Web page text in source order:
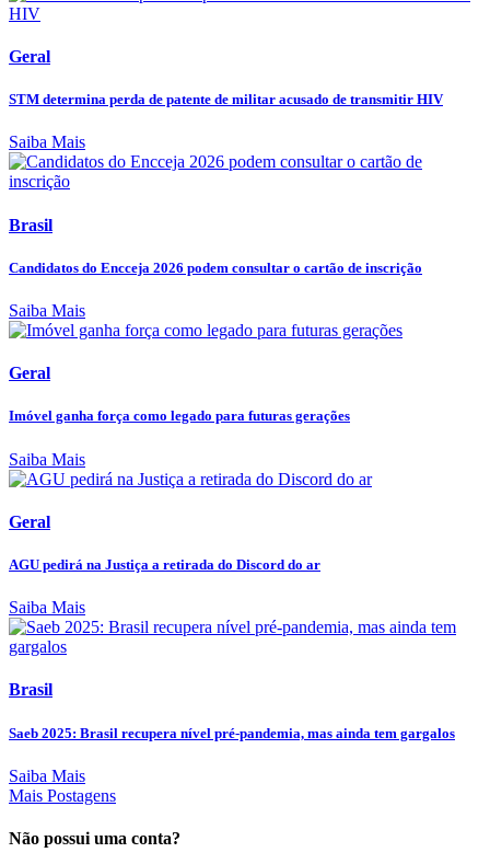
Geral
STM determina perda de patente de militar acusado de transmitir HIV
Saiba Mais
Brasil
Candidatos do Encceja 2026 podem consultar o cartão de inscrição
Saiba Mais
Geral
Imóvel ganha força como legado para futuras gerações
Saiba Mais
Geral
AGU pedirá na Justiça a retirada do Discord do ar
Saiba Mais
Brasil
Saeb 2025: Brasil recupera nível pré-pandemia, mas ainda tem gargalos
Saiba Mais
Mais Postagens
Não possui uma conta?